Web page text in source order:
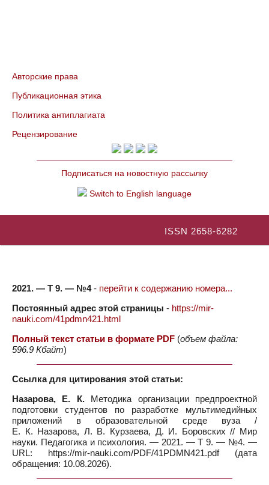
Авторские права
Публикационная этика
Политика антиплагиата
Рецензирование
Подписаться на новостную рассылку
Switch to English language
ISSN 2658-6282
2021. — Т 9. — №4- перейти к содержанию номера...
Постоянный адрес этой страницы - https://mir-
nauki.com/41pdmn421.html
Полный текст статьи в формате PDF (объем файла:
596.9 Кбайт)
Ссылка для цитирования этой статьи:
Назарова, Е. К.Методика организации предпроектной
подготовки студентов по разработке мультимедийных
приложений в образовательной среде вуза /
Е. К. Назарова, Л. В. Курзаева, Д. И. Боровских // Мир
науки. Педагогика и психология. — 2021. — Т 9. — №4. —
URL: https://mir-nauki.com/PDF/41PDMN421.pdf (дата
обращения: 10.08.2026).